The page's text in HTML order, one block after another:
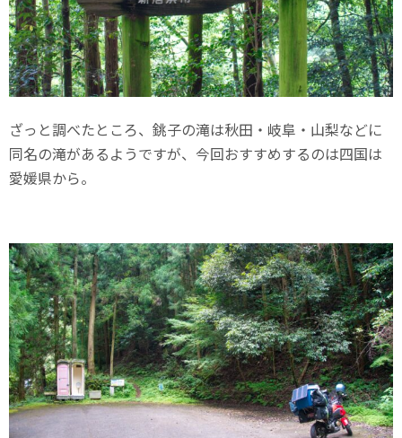
ざっと調べたところ、銚子の滝は秋田・岐阜・山梨などに
同名の滝があるようですが、今回おすすめするのは四国は
愛媛県から。